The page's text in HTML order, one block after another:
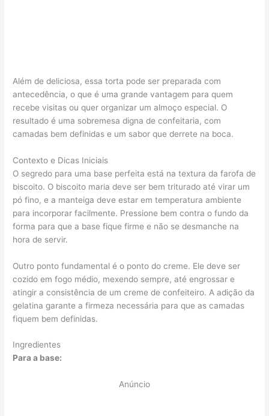
Além de deliciosa, essa torta pode ser preparada com
antecedência, o que é uma grande vantagem para quem
recebe visitas ou quer organizar um almoço especial. O
resultado é uma sobremesa digna de confeitaria, com
camadas bem definidas e um sabor que derrete na boca.
Contexto e Dicas Iniciais
O segredo para uma base perfeita está na textura da farofa de
biscoito. O biscoito maria deve ser bem triturado até virar um
pó fino, e a manteiga deve estar em temperatura ambiente
para incorporar facilmente. Pressione bem contra o fundo da
forma para que a base fique firme e não se desmanche na
hora de servir.
Outro ponto fundamental é o ponto do creme. Ele deve ser
cozido em fogo médio, mexendo sempre, até engrossar e
atingir a consistência de um creme de confeiteiro. A adição da
gelatina garante a firmeza necessária para que as camadas
fiquem bem definidas.
Ingredientes
Para a base:
Anúncio